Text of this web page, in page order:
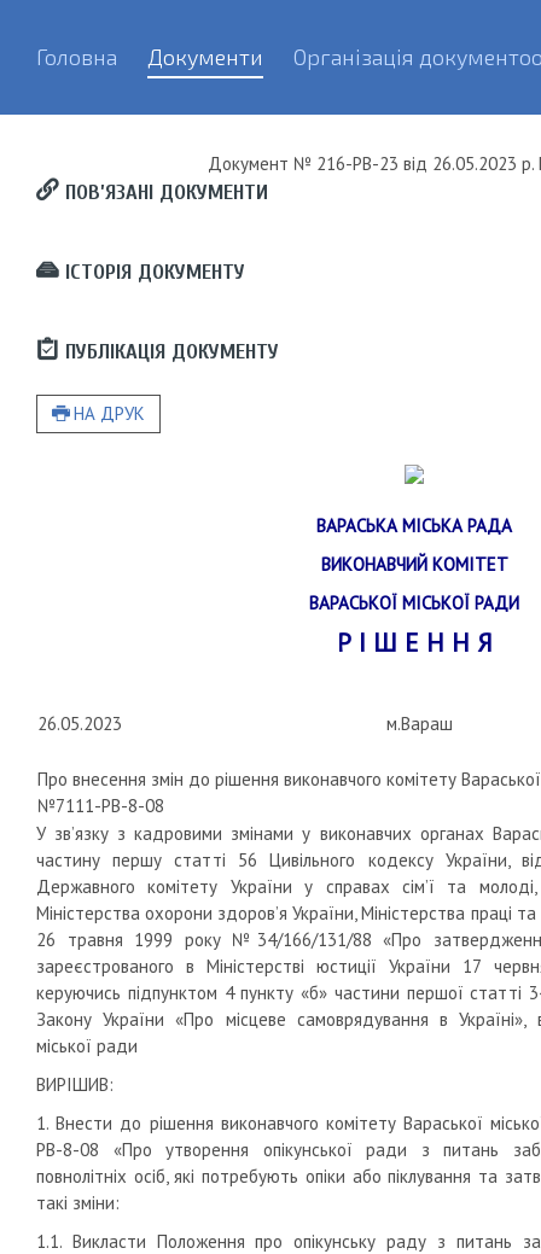
Головна Документи Організація
Документ № 216-РВ-23 від 26.05.2023 р.
ПОВ’ЯЗАНІ ДОКУМЕНТИ
ІСТОРІЯ ДОКУМЕНТУ
ПУБЛІКАЦІЯ ДОКУМЕНТУ
НА ДРУК
ВАРАСЬКА МІСЬКА РАДА
ВИКОНАВЧИЙ КОМІТЕТ
ВАРАСЬКОЇ МІСЬКОЇ РАДИ
Р І Ш Е Н Н Я
26.05.2023 м.Вараш
Про внесення змін до рішення виконавчого комітету
№7111-РВ-8-08
У зв’язку з кадровими змінами у виконавчих органах
частину першу статті 56 Цивільного кодексу України,
Державного комітету України у справах сім’ї та молоді,
Міністерства охорони здоров’я України, Міністерства праці та
26 травня 1999 року №34/166/131/88 «Про затвердження
зареєстрованого в Міністерстві юстиції України 17
керуючись підпунктом 4 пункту «б» частини першої
Закону України «Про місцеве самоврядування в Україні»,
міської ради
ВИРІШИВ:
1. Внести до рішення виконавчого комітету Вараської
РВ-8-08 «Про утворення опікунської ради з питань
повнолітніх осіб, які потребують опіки або піклування та
такі зміни:
1.1. Викласти Положення про опікунську раду з питань